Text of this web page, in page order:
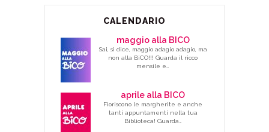
CALENDARIO
maggio alla BICO
Sai, si dice, maggio adagio adagio, ma
non alla BiCO!!! Guarda il ricco
mensile e…
aprile alla BICO
Fioriscono le margherite e anche
tanti appuntamenti nella tua
Biblioteca! Guarda…